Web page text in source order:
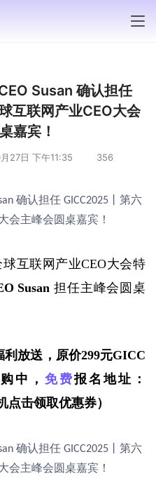
Susan 确认担任
互联网产业CEO大会
嘉宾！
27日 下午11:35 356
球互联网产业CEO大会特
Susan 担任主峰会圆桌
放送，原价299元GICC
中， 免费报名地址：
点击领取优惠券）